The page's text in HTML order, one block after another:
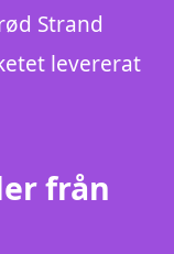
Strand
levererat
från